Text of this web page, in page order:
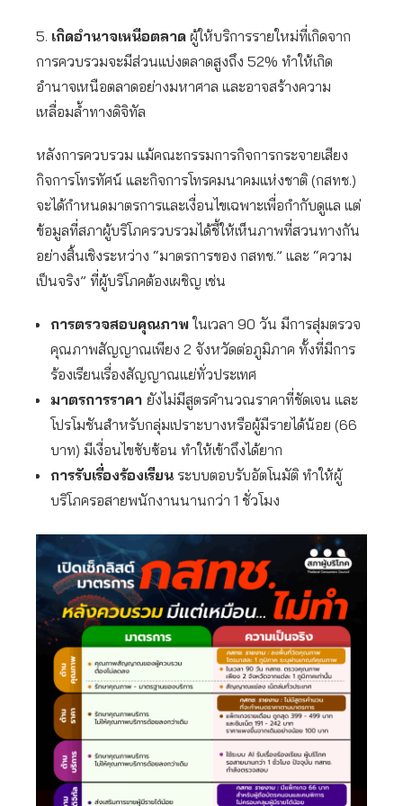
5. เกิดอำนาจเหนือตลาด ผู้ให้บริการรายใหม่ที่เกิดจาก
การควบรวมจะมีส่วนแบ่งตลาดสูงถึง 52% ทำให้เกิด
อำนาจเหนือตลาดอย่างมหาศาล และอาจสร้างความ
เหลื่อมล้ำทางดิจิทัล
หลังการควบรวม แม้คณะกรรมการกิจการกระจายเสียง
กิจการโทรทัศน์ และกิจการโทรคมนาคมแห่งชาติ (กสทช.)
จะได้กำหนดมาตรการและเงื่อนไขเฉพาะเพื่อกำกับดูแล แต่
ข้อมูลที่สภาผู้บริโภครวบรวมได้ชี้ให้เห็นภาพที่สวนทางกัน
อย่างสิ้นเชิงระหว่าง “มาตรการของ กสทช.” และ “ความ
เป็นจริง” ที่ผู้บริโภคต้องเผชิญ เช่น
การตรวจสอบคุณภาพในเวลา 90 วัน มีการสุ่มตรวจ
คุณภาพสัญญาณเพียง 2 จังหวัดต่อภูมิภาค ทั้งที่มีการ
ร้องเรียนเรื่องสัญญาณแย่ทั่วประเทศ
มาตรการราคา ยังไม่มีสูตรคำนวณราคาที่ชัดเจน และ
โปรโมชันสำหรับกลุ่มเปราะบางหรือผู้มีรายได้น้อย (66
บาท) มีเงื่อนไขซับซ้อน ทำให้เข้าถึงได้ยาก
การรับเรื่องร้องเรียน ระบบตอบรับอัตโนมัติ ทำให้ผู้
บริโภครอสายพนักงานนานกว่า 1 ชั่วโมง